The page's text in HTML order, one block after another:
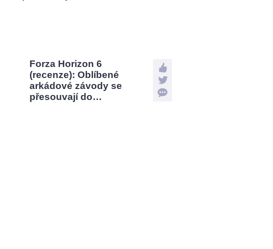
Forza Horizon 6
(recenze): Oblíbené
arkádové závody se
přesouvají do…